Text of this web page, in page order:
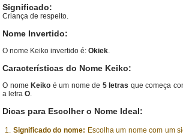
Significado:
Criança de respeito.
Nome Invertido:
O nome Keiko invertido é:Okiek.
Características do Nome Keiko:
O nome Keiko é um nome de 5 letras que começa
a letraO.
Dicas para Escolher o Nome Ideal:
Significado do nome: Escolha um nome com um